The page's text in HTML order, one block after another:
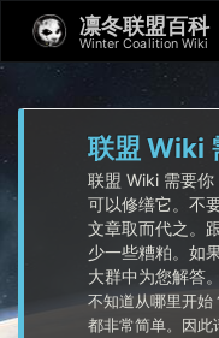
凛冬联盟百科
Winter Coalition Wiki
联盟 Wiki
联盟 Wiki 需要
可以修缮它。不
文章取而代之。
少一些糟粕。如
大群中为您解答。
不知道从哪里开始
都非常简单。因